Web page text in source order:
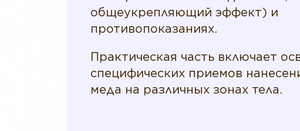
общеукрепляющий эффект) и
противопоказаниях.
Практическая часть включает
специфических приемов
меда на различных зонах тела.